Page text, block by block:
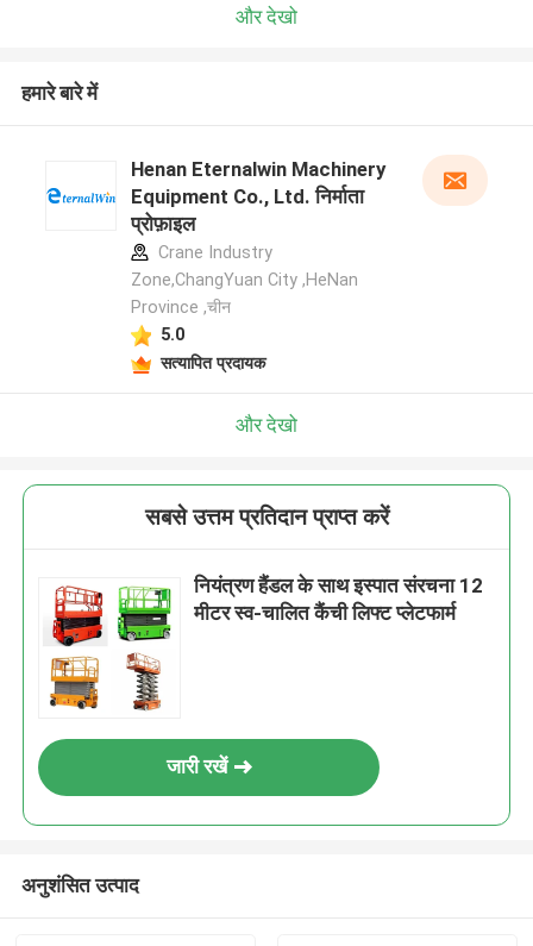
और देखो
हमारे बारे में
Henan Eternalwin Machinery
Equipment Co., Ltd. निर्माता
प्रोफ़ाइल
Crane Industry
Zone,ChangYuan City ,HeNan
Province ,चीन
5.0
सत्यापित प्रदायक
और देखो
सबसे उत्तम प्रतिदान प्राप्त करें
नियंत्रण हैंडल के साथ इस्पात संरचना 12
मीटर स्व-चालित कैंची लिफ्ट प्लेटफार्म
जारी रखें
अनुशंसित उत्पाद